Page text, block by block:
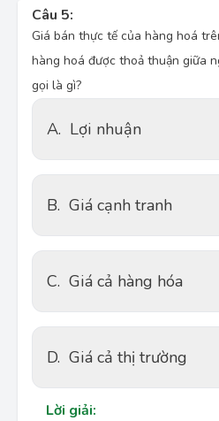
Câu 5:
Giá bán thực tế của hàng hoá
hàng hoá được thoả thuận giữa
gọi là gì?
A. Lợi nhuận
B. Giá cạnh tranh
C. Giá cả hàng hóa
D. Giá cả thị trường
Lời giải: